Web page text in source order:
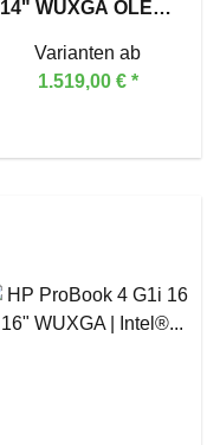
14" WUXGA OLED |
285H | Touch
Varianten ab
1.519,00 € *